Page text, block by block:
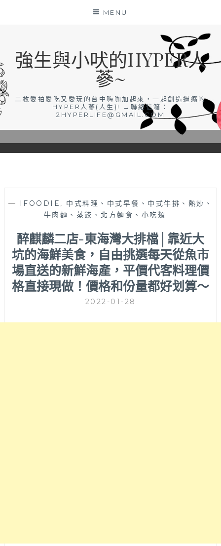
MENU
強生與小吠的HYPER人
蔘~
二枚愛拍愛吃又愛玩的台中嗨咖加起來，一起創造過癮的
HYPER人蔘(人生)! →聯絡信箱：
2HYPERLIFE@GMAIL.COM
— IFOODIE , 中式料理、中式早餐、中式牛排、熱炒、
牛肉麵、蒸餃、北方麵食、小吃類 —
醉麒麟二店-東海灣大排檔│靠近大
坑的海鮮美食，自由挑選每天從魚市
場直送的新鮮海產，平價代客料理價
格直接現做！價格和份量都好划算～
2022-01-28